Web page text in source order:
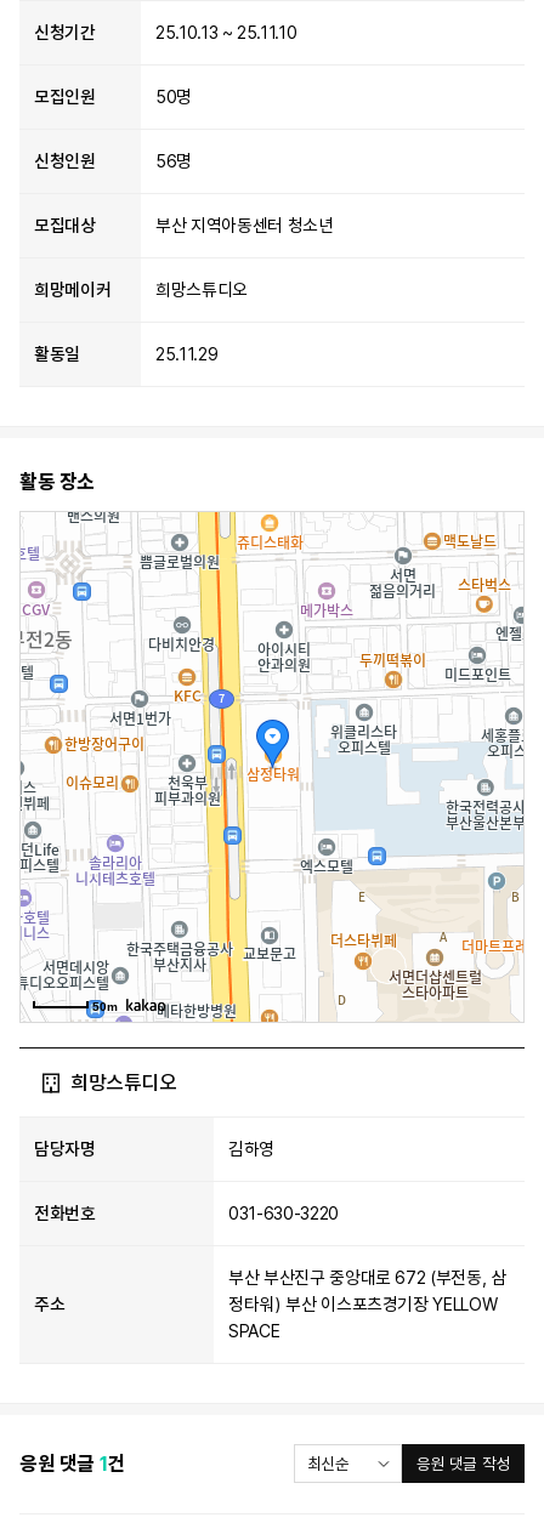
신청기간 25.10.13 ~ 25.11.10
모집인원 50명
신청인원 56명
모집대상 부산 지역아동센터 청소년
희망메이커 희망스튜디오
활동일 25.11.29
활동 장소
50m
희망스튜디오
담당자명 김하영
전화번호 031-630-3220
주소
부산 부산진구 중앙대로 672 (부전동, 삼
정타워) 부산 이스포츠경기장 YELLOW
SPACE
응원 댓글 1건 응원 댓글 작성